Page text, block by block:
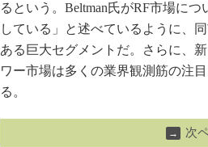
るという。Beltman氏がRF市場につ
している」と述べているように、
ある巨大セグメントだ。さらに、
ワー市場は多くの業界観測筋の注
る。
→ 次